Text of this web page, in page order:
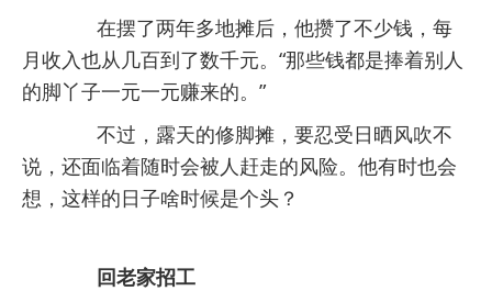
在摆了两年多地摊后，他攒了不少钱，每
月收入也从几百到了数千元。“那些钱都是捧着别人
的脚丫子一元一元赚来的。”
不过，露天的修脚摊，要忍受日晒风吹不
说，还面临着随时会被人赶走的风险。他有时也会
想，这样的日子啥时候是个头？
回老家招工